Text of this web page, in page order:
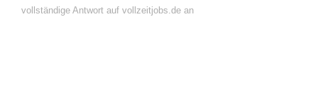
vollständige Antwort auf vollzeitjobs.de an